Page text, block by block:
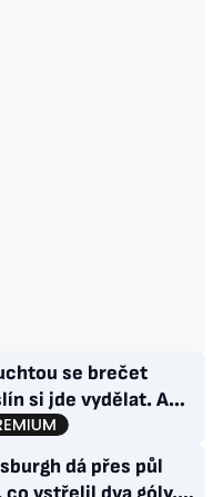
se brečet
si jde vydělat. A
Až za rok
dá přes půl